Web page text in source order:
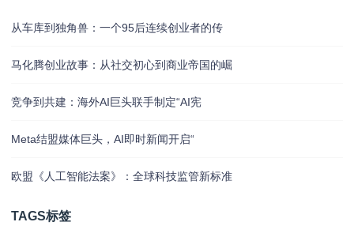
从车库到独角兽：一个95后连续创业者的传
马化腾创业故事：从社交初心到商业帝国的崛
竞争到共建：海外AI巨头联手制定“AI宪
Meta结盟媒体巨头，AI即时新闻开启“
欧盟《人工智能法案》：全球科技监管新标准
TAGS标签